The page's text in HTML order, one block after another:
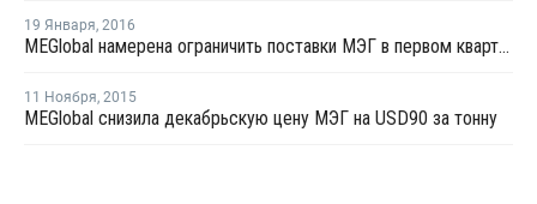
19 Января, 2016
MEGlobal намерена ограничить поставки МЭГ в первом квартале 2016 года
11 Ноября, 2015
MEGlobal снизила декабрьскую цену МЭГ на USD90 за тонну